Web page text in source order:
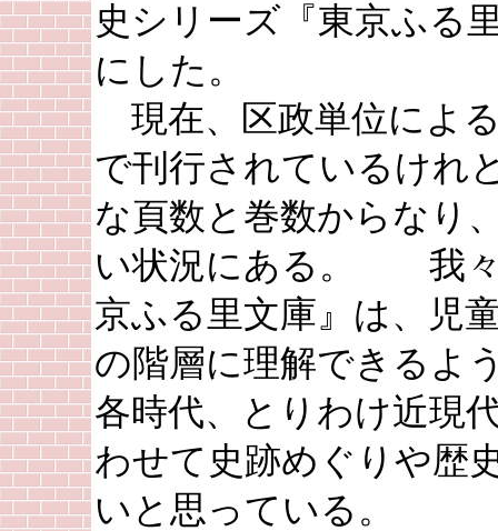
史シリーズ『東京ふる
にした。
現在、区政単位によ
で刊行されているけれ
な頁数と巻数からなり
い状況にある。 我々
京ふる里文庫』は、児
の階層に理解できるよ
各時代、とりわけ近現
わせて史跡めぐりや歴
いと思っている。